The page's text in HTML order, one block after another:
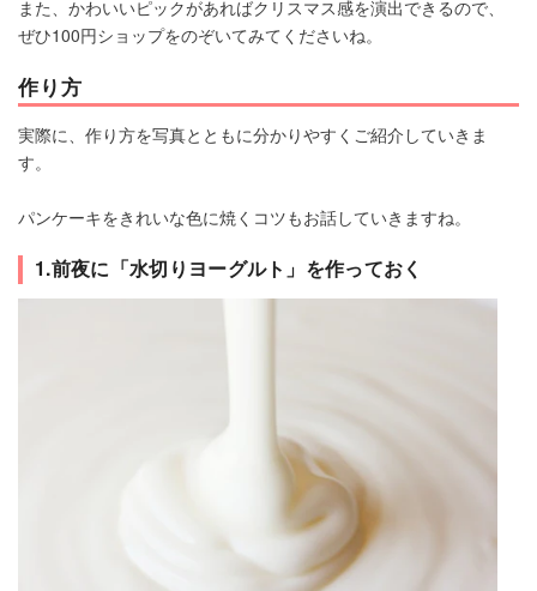
また、かわいいピックがあればクリスマス感を演出できるので、
ぜひ100円ショップをのぞいてみてくださいね。
作り方
実際に、作り方を写真とともに分かりやすくご紹介していきま
す。
パンケーキをきれいな色に焼くコツもお話していきますね。
1.前夜に「水切りヨーグルト」を作っておく